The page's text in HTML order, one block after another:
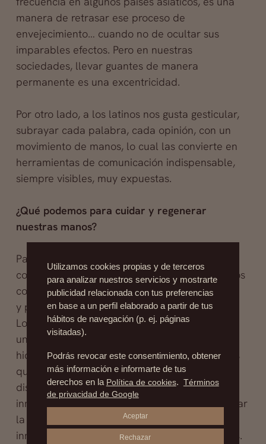
manera de retrasar ese proceso de
envejecimiento… cuando no de ocultar sus
imparables efectos. Pero en nuestras
sociedades, llevar guantes de manera
permanente es una excentricidad.
Por otro lado, a los latinos nos gusta gesticular,
subrayar cada palabra, cada opinión, con un
movimiento de manos, lo cual las convierte en
herramientas de comunicación indispensable,
siempre visibles, muy expuestas.
¿Qué podemos para cuidar y regenerar
nuestras manos?
Para regenerar la piel, recuperar su tersura,
color y volumen, podemos realizar tratamientos
combinados con materiales de relleno
y peelings.
Los rellenos que se utilizan suelen ser a su vez
una combinación de materiales a base de
hidroxiapatita como el Radiesse®, junto a otros
que contienen vitaminas y ácido hialurónico en
distintas concentraciones. Los resultados son
inmediatos y, como Radiesse® permite estimular
la producción de colágeno, además de
inmediatos los beneficios serán más duraderos.
Utilizamos cookies propias y de terceros
para analizar nuestros servicios y mostrarte
publicidad relacionada con tus preferencias
en base a un perfil elaborado a partir de tus
hábitos de navegación (p. ej. páginas
visitadas).
Podrás revocar este consentimiento, obtener
más información e informarte de tus
derechos en la Política de cookies. Términos
de privacidad de Google
Aceptar
Rechazar